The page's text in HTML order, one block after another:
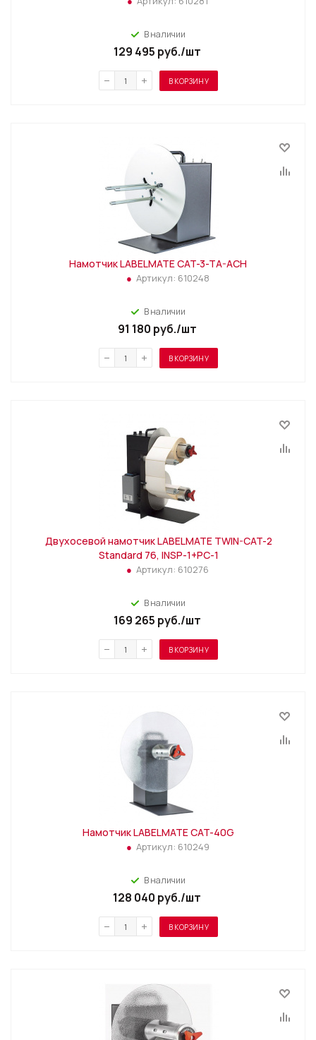
В наличии
129 495 руб./шт
В КОРЗИНУ
Намотчик LABELMATE CAT-3-TA-ACH
Артикул: 610248
В наличии
91 180 руб./шт
В КОРЗИНУ
Двухосевой намотчик LABELMATE TWIN-CAT-2
Standard 76, INSP-1+PC-1
Артикул: 610276
В наличии
169 265 руб./шт
В КОРЗИНУ
Намотчик LABELMATE CAT-40G
Артикул: 610249
В наличии
128 040 руб./шт
В КОРЗИНУ